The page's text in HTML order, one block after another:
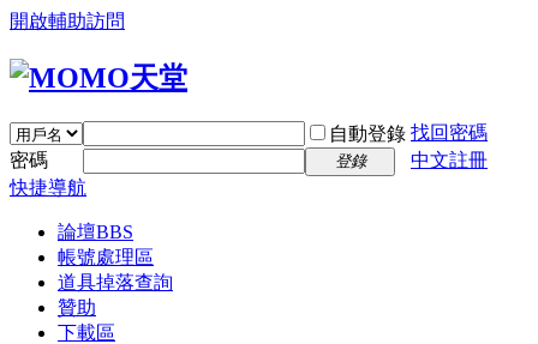
開啟輔助訪問
自動登錄 找回密碼
密碼
登錄
中文註冊
快捷導航
論壇BBS
帳號處理區
道具掉落查詢
贊助
下載區